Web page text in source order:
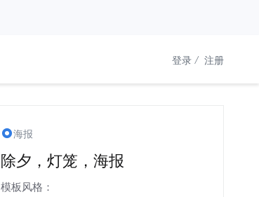
登录 / 注册
海报
除夕，灯笼，海报
模板风格：